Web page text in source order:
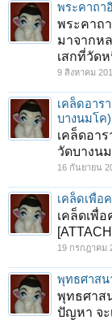
พระคาถา
พระคาถ
มาจากห
เสกที่วัด
9 สิงหาคม
เคล็ดอาร
บางนมโค)
เคล็ดอา
วัดบางนม
16 กันยายน
เคล็ดเพื่อ
เคล็ดเพื่
19 กรกฎาคม
พุทธศาสน
พุทธศาส
ปัญหา จะ